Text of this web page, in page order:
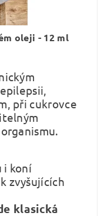
oleji - 12 ml
při cukrovce
i koní
zvyšujících
klasická